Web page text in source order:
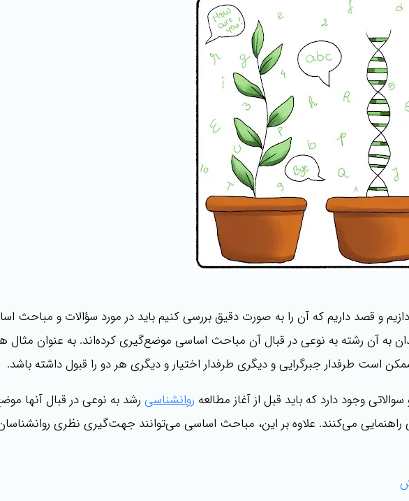
و قصد داریم که آن را به صورت دقیق بررسی کنیم باید در مورد سؤالات و
به آن رشته به نوعی در قبال آن مباحث اساسی موضع‌گیری کرده‌اند. به عنوان
است طرفدار جبرگرایی و دیگری طرفدار اختیار و دیگری هر دو را قبول داشته باشد.
وجود دارد که باید قبل از آغاز مطالعه روانشناسی رشد به نوعی در قبال آنها
می‌کنند. علاوه بر این، مباحث اساسی می‌توانند جهت‌گیری نظری